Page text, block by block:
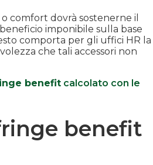
comfort dovrà sostenerne il
imponibile sulla base
comporta per gli uffici HR la
che tali accessori non
benefit calcolato con le
benefit